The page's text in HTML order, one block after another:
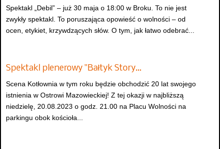
Spektakl „Debil” – już 30 maja o 18:00 w Broku. To nie jest
zwykły spektakl. To poruszająca opowieść o wolności – od
ocen, etykiet, krzywdzących słów. O tym, jak łatwo odebrać...
Spektakl plenerowy "Bałtyk Story…
Scena Kotłownia w tym roku będzie obchodzić 20 lat swojego
istnienia w Ostrowi Mazowieckiej! Z tej okazji w najbliższą
niedzielę, 20.08.2023 o godz. 21.00 na Placu Wolności na
parkingu obok kościoła...